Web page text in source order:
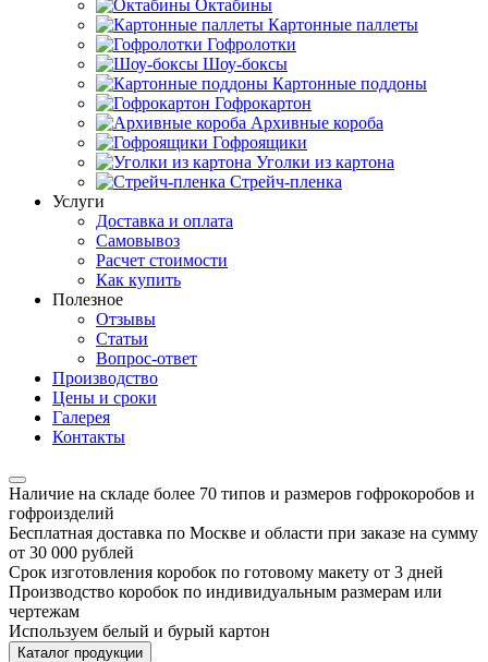
Октабины
Картонные паллеты
Гофролотки
Шоу-боксы
Картонные поддоны
Гофрокартон
Архивные короба
Гофроящики
Уголки из картона
Стрейч-пленка
Услуги
Доставка и оплата
Самовывоз
Расчет стоимости
Как купить
Полезное
Отзывы
Статьи
Вопрос-ответ
Производство
Цены и сроки
Галерея
Контакты
Наличие на складе более 70 типов и размеров гофрокоробов и
гофроизделий
Бесплатная доставка по Москве и области при заказе на сумму
от 30 000 рублей
Срок изготовления коробок по готовому макету от 3 дней
Производство коробок по индивидуальным размерам или
чертежам
Используем белый и бурый картон
Каталог продукции